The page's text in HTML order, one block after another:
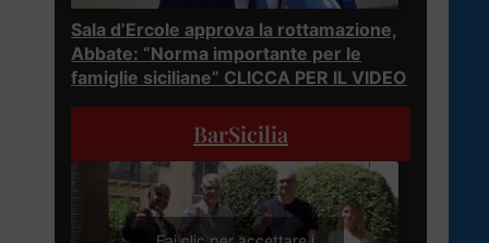
Sala d’Ercole approva la rottamazione,
Abbate: “Norma importante per le
famiglie siciliane” CLICCA PER IL VIDEO
BarSicilia